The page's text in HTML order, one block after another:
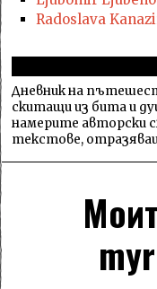
Radoslava
Дневник на
скитащи из бита и
намерите авторски
текстове,